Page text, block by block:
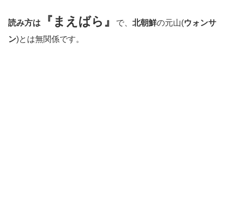
読み方は 『まえばら』 で、 北朝鮮の元山(ウォンサ
ン)とは無関係です。